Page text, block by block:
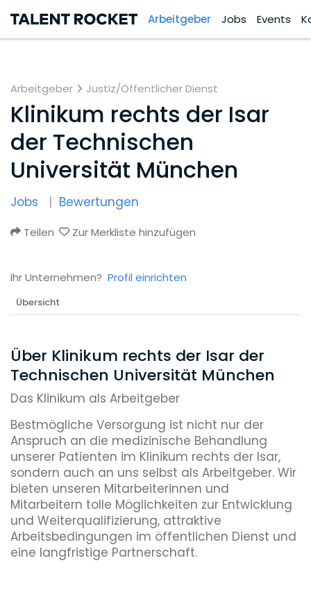
Arbeitgeber Jobs Events
Arbeitgeber Justiz/Öffentlicher Dienst
Klinikum rechts der Isar
der Technischen
Universität München
Jobs Bewertungen
Teilen Zur Merkliste hinzufügen
Ihr Unternehmen? Profil einrichten
Übersicht
Über Klinikum rechts der Isar der
Technischen Universität München
Das Klinikum als Arbeitgeber
Bestmögliche Versorgung ist nicht nur der
Anspruch an die medizinische Behandlung
unserer Patienten im Klinikum rechts der Isar,
sondern auch an uns selbst als Arbeitgeber. Wir
bieten unseren Mitarbeiterinnen und
Mitarbeitern tolle Möglichkeiten zur Entwicklung
und Weiterqualifizierung, attraktive
Arbeitsbedingungen im öffentlichen Dienst und
eine langfristige Partnerschaft.